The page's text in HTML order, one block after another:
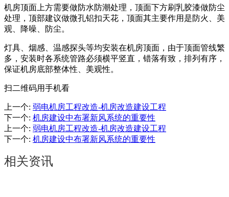
机房顶面上方需要做防水防潮处理，顶面下方刷乳胶漆做防尘
处理，顶部建议做微孔铝扣天花，顶面其主要作用是防火、美
观、降噪、防尘。
灯具、烟感、温感探头等均安装在机房顶面，由于顶面管线繁
多，安装时各系统管路必须横平竖直，错落有致，排列有序，
保证机房底部整体性、美观性。
扫二维码用手机看
上一个: 弱电机房工程改造-机房改造建设工程
下一个: 机房建设中布署新风系统的重要性
上一个: 弱电机房工程改造-机房改造建设工程
下一个: 机房建设中布署新风系统的重要性
相关资讯